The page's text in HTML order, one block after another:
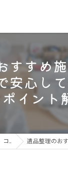
すすめ
安心し
イント
コラム 遺品整理のおすすめ施工例と香